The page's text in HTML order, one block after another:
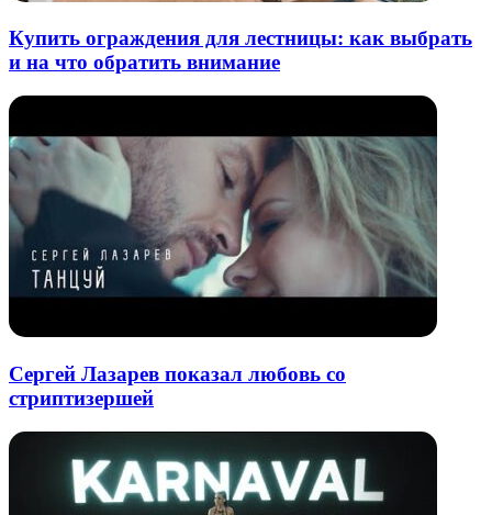
Купить ограждения для лестницы: как выбрать
и на что обратить внимание
Сергей Лазарев показал любовь со
стриптизершей